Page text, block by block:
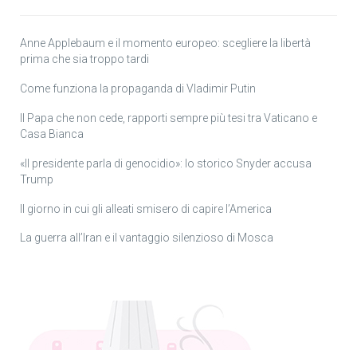
Anne Applebaum e il momento europeo: scegliere la libertà
prima che sia troppo tardi
Come funziona la propaganda di Vladimir Putin
Il Papa che non cede, rapporti sempre più tesi tra Vaticano e
Casa Bianca
«Il presidente parla di genocidio»: lo storico Snyder accusa
Trump
Il giorno in cui gli alleati smisero di capire l’America
La guerra all’Iran e il vantaggio silenzioso di Mosca